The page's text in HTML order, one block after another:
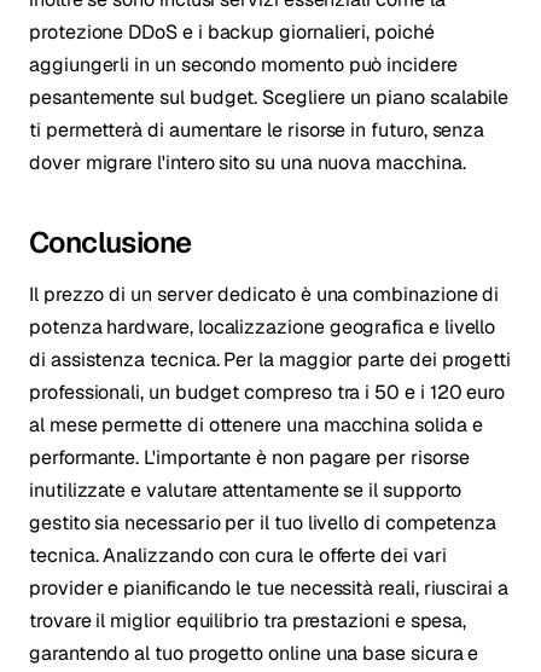
protezione DDoS e i backup giornalieri, poiché
aggiungerli in un secondo momento può incidere
pesantemente sul budget. Scegliere un piano scalabile
ti permetterà di aumentare le risorse in futuro, senza
dover migrare l'intero sito su una nuova macchina.
Conclusione
Il prezzo di un server dedicato è una combinazione di
potenza hardware, localizzazione geografica e livello
di assistenza tecnica. Per la maggior parte dei progetti
professionali, un budget compreso tra i 50 e i 120 euro
al mese permette di ottenere una macchina solida e
performante. L'importante è non pagare per risorse
inutilizzate e valutare attentamente se il supporto
gestito sia necessario per il tuo livello di competenza
tecnica. Analizzando con cura le offerte dei vari
provider e pianificando le tue necessità reali, riuscirai a
trovare il miglior equilibrio tra prestazioni e spesa,
garantendo al tuo progetto online una base sicura e